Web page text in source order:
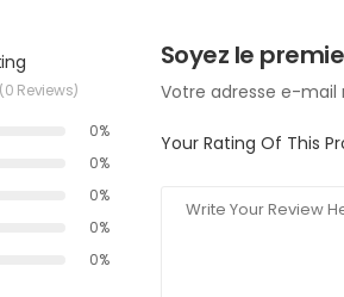
(0 Reviews)
0%
0%
0%
0%
0%
Soyez le
Votre adresse e-mail
Your Rating Of This